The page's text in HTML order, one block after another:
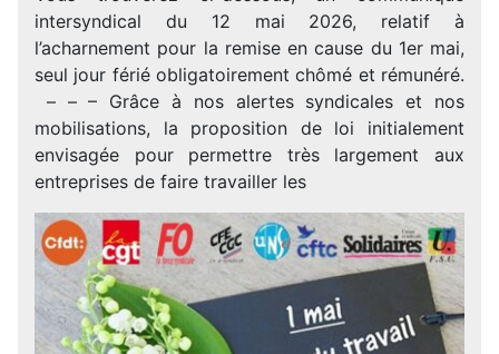
intersyndical du 12 mai 2026, relatif à
l’acharnement pour la remise en cause du 1er mai,
seul jour férié obligatoirement chômé et rémunéré.
– – – Grâce à nos alertes syndicales et nos
mobilisations, la proposition de loi initialement
envisagée pour permettre très largement aux
entreprises de faire travailler les